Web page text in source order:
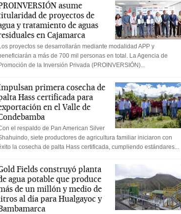
asume
de proyectos de
y tratamiento de aguas
en Cajamarca
proyectos se desarrollarán mediante modalidad APP y
a más de 700 mil personas en total. La Agencia de
de la Inversión Privada (PROINVERSIÓN)...
primera cosecha de
Hass certificada para
en el Valle de
el respaldo de Pan American Silver
siete productores de agricultura familiar iniciaron con
la cosecha de palta Hass certificada, cumpliendo estándares...
Fields construyó planta
agua potable que produce
de un millón y medio de
al día para Hualgayoc y